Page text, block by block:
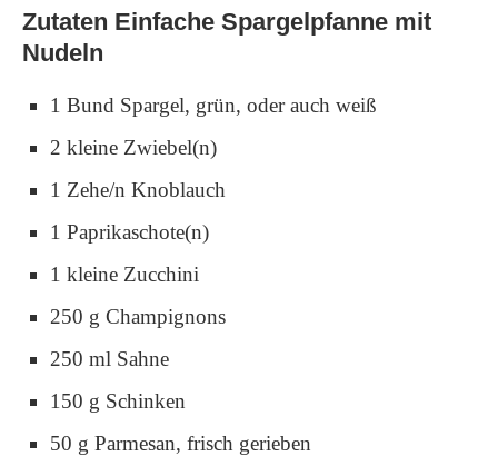
Zutaten Einfache Spargelpfanne mit
Nudeln
1 Bund Spargel, grün, oder auch weiß
2 kleine Zwiebel(n)
1 Zehe/n Knoblauch
1 Paprikaschote(n)
1 kleine Zucchini
250 g Champignons
250 ml Sahne
150 g Schinken
50 g Parmesan, frisch gerieben